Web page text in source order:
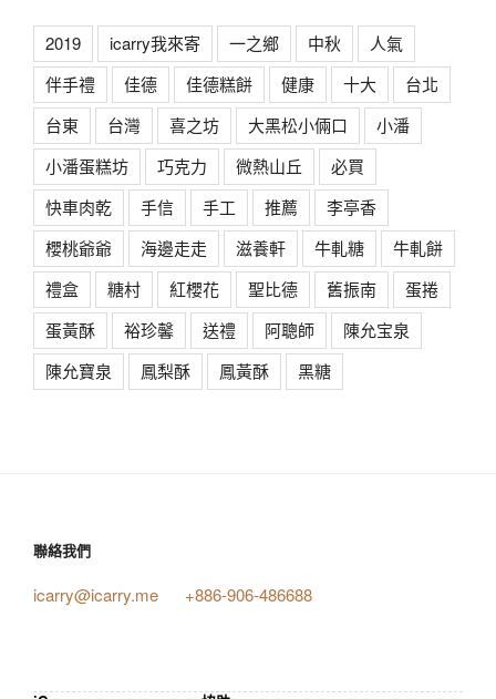
2019 icarry我來寄 一之鄉 中秋
人氣
伴手禮
佳德 佳德糕餅 健康 十大
台北
台東
台灣 喜之坊 大黑松小倆口
小潘
小潘蛋糕坊
巧克力 微熱山丘
必買
快車肉乾
手信 手工 推薦
李亭香
櫻桃爺爺
海邊走走 滋養軒 牛軋糖
牛軋餅
禮盒
糖村 紅櫻花 聖比德 舊振南
蛋捲
蛋黃酥
裕珍馨 送禮 阿聰師
陳允宝泉
陳允寶泉
鳳梨酥 鳳黃酥 黑糖
聯絡我們
icarry@icarry.me +886-906-486688